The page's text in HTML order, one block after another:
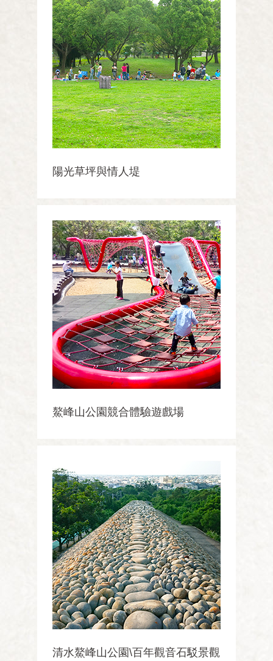
陽光草坪與情人堤
鰲峰山公園競合體驗遊戲場
清水鰲峰山公園\百年觀音石駁景觀